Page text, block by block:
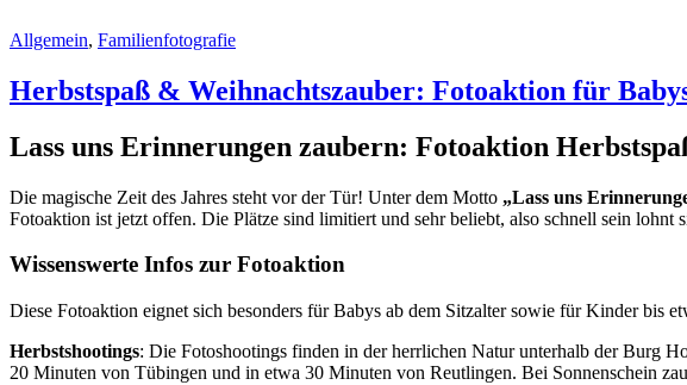
Allgemein, Familienfotografie
Herbstspaß & Weihnachtszauber: Fotoaktion für
Lass uns Erinnerungen zaubern: Fotoaktion
Die magische Zeit des Jahres steht vor der Tür! Unter dem Motto „Lass uns
Fotoaktion ist jetzt offen. Die Plätze sind limitiert und sehr beliebt, also schnell sein lohnt
Wissenswerte Infos zur Fotoaktion
Diese Fotoaktion eignet sich besonders für Babys ab dem Sitzalter sowie für Kinder bis
Herbstshootings: Die Fotoshootings finden in der herrlichen Natur unterhalb der Burg
20 Minuten von Tübingen und in etwa 30 Minuten von Reutlingen. Bei Sonnenschein